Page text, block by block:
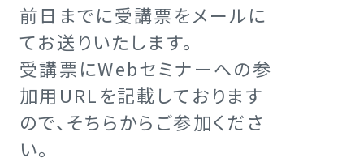
前日までに受講票をメールに
てお送りいたします。
受講票にWebセミナーへの参
加用URLを記載しております
ので、そちらからご参加くださ
い。